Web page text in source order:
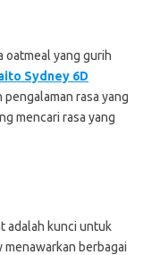
oatmeal yang gurih
Sydney 6D
rasa yang
mencari rasa yang
adalah kunci untuk
menawarkan berbagai